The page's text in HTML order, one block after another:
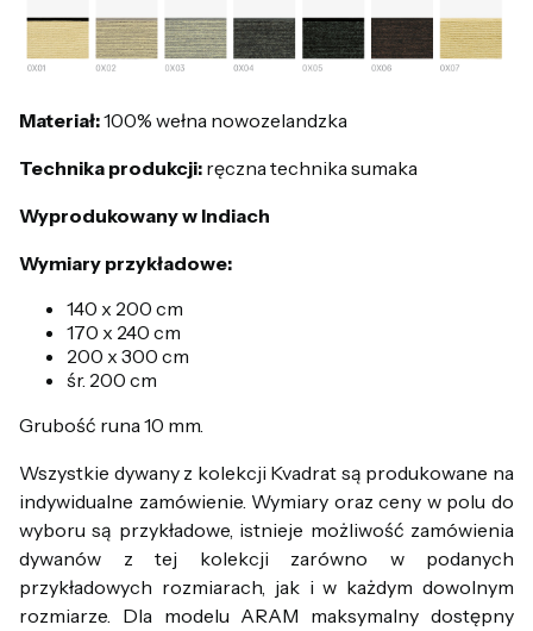
Materiał:100% wełna nowozelandzka
Technika produkcji: ręczna technika sumaka
Wyprodukowany w Indiach
Wymiary przykładowe:
140 x 200 cm
170 x 240 cm
200 x 300 cm
śr. 200 cm
Grubość runa 10 mm.
Wszystkie dywany z kolekcji Kvadrat są produkowane na
indywidualne zamówienie. Wymiary oraz ceny w polu do
wyboru są przykładowe, istnieje możliwość zamówienia
dywanów z tej kolekcji zarówno w podanych
przykładowych rozmiarach, jak i w każdym dowolnym
rozmiarze. Dla modelu ARAM maksymalny dostępny